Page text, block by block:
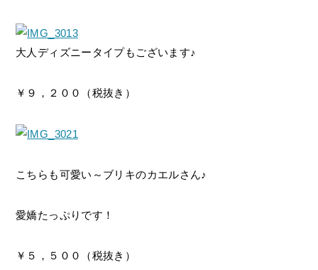
大人ディズニータイプもございます♪
￥９，２００（税抜き）
こちらも可愛い～ブリキのカエルさん♪
愛嬌たっぷりです！
￥５，５００（税抜き）